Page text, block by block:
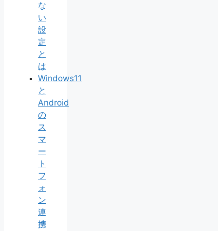
な
い
設
定
と
は
Windows11
と
Android
の
ス
マ
ー
ト
フ
ォ
ン
連
携